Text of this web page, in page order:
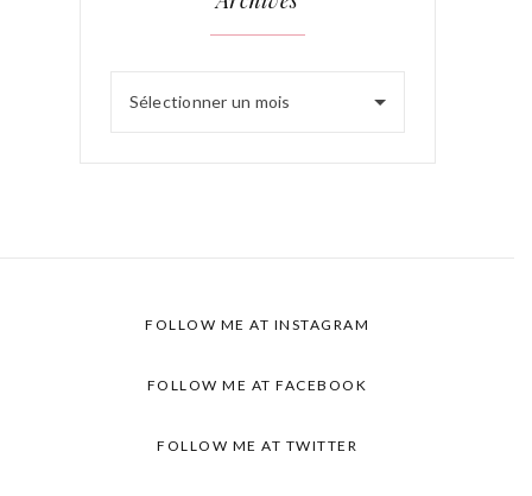
Sélectionner un mois
FOLLOW ME AT INSTAGRAM
FOLLOW ME AT FACEBOOK
FOLLOW ME AT TWITTER